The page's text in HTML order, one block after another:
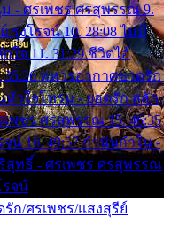
- ศรเพชร ศรสุพรรณ 9.
รุ่งโรจน์ 10. 28:08 ไม่มี
ใจ 11. 31:29 ชีวิตไอ้
ทหารอากาศขาดรัก
หัวใจโทรม - ยอดรัก สลัก
เพชร ศรสุพรรณ 15. 46:35
น์ 16. 49:57 กำนันกำใน -
สุทธิ์ - ศรเพชร ศรสุพรรณ
รจน์
ก/ศรเพชร/แสงสุรีย์